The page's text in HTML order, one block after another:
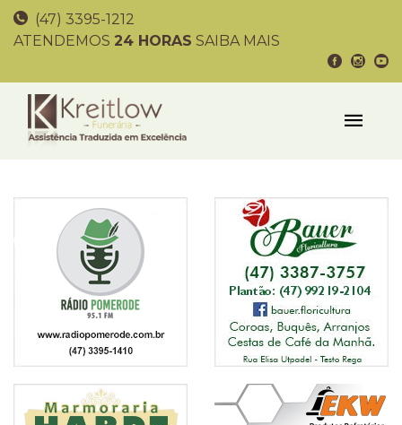
(47) 3395-1212
ATENDEMOS 24 HORAS SAIBA MAIS